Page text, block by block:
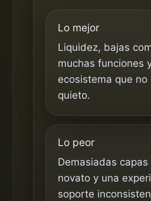
Lo mejor
Liquidez, bajas
muchas funciones
ecosistema que no
quieto.
Lo peor
Demasiadas capas
novato y una
soporte